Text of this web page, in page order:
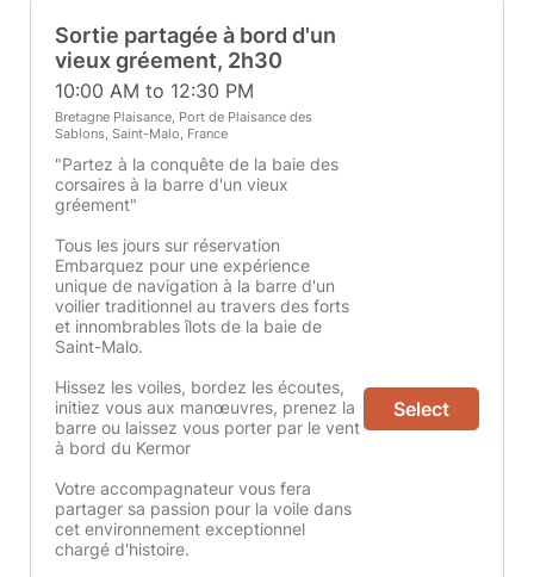
Sortie partagée à bord d'un
vieux gréement, 2h30
10:00 AM to 12:30 PM
Bretagne Plaisance, Port de Plaisance des
Sablons, Saint-Malo, France
"Partez à la conquête de la baie des
corsaires à la barre d'un vieux
gréement"
Tous les jours sur réservation
Embarquez pour une expérience
unique de navigation à la barre d'un
voilier traditionnel au travers des forts
et innombrables îlots de la baie de
Saint-Malo.
Hissez les voiles, bordez les écoutes,
initiez vous aux manœuvres, prenez la
barre ou laissez vous porter par le vent
à bord du Kermor
Votre accompagnateur vous fera
partager sa passion pour la voile dans
cet environnement exceptionnel
chargé d'histoire.
Select